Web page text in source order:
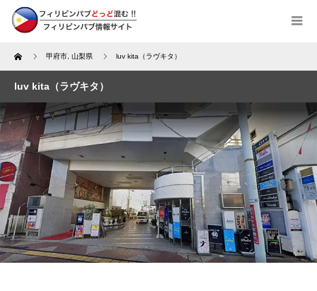
Home 甲府市 山梨県 luv kita（ラヴキタ）
luv kita（ラヴキタ）